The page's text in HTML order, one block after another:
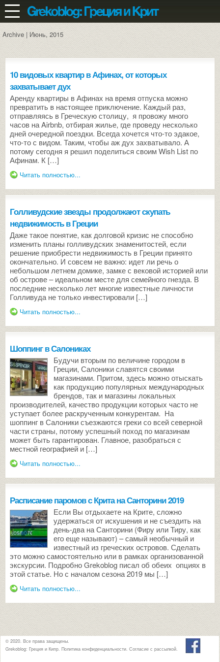
Archive | Июнь, 2015
10 видовых квартир в Афинах, от которых
захватывает дух
Аренду квартиры в Афинах на время отпуска можно
превратить в настоящее приключение. Каждый раз,
отправляясь в Греческую столицу, я провожу много
часов на Airbnb, отбирая жилье, где проведу несколько
дней очередной поездки. Всегда хочется что-то эдакое,
что-то с видом. Таким, чтобы аж дух захватывало. А
потому сегодня я решил поделиться своим Wish List по
Афинам. К […]
Читать полностью...
Голливудские звезды продолжают скупать
недвижимость в Греции
Даже такое понятие, как долговой кризис не способно
изменить планы голливудских знаменитостей, если
решение приобрести недвижимость в Греции принято
окончательно. И совсем не важно: идет ли речь о
небольшом летнем домике, замке с вековой историей или
об острове – идеальном месте для семейного гнезда. В
последние несколько лет многие известные личности
Голливуда не только инвестировали […]
Читать полностью...
Шоппинг в Салониках
Будучи вторым по величине городом в
Греции, Салоники славятся своими
магазинами. Притом, здесь можно отыскать
как продукцию популярных международных
брендов, так и магазины локальных
производителей, качество продукции которых часто не
уступает более раскрученным конкурентам. На
шоппинг в Салоники съезжаются греки со всей северной
части страны, потому успешный поход по магазинам
может быть гарантирован. Главное, разобраться с
местной географией и […]
Читать полностью...
Расписание паромов с Крита на Санторини 2019
Если Вы отдыхаете на Крите, сложно
удержаться от искушения и не съездить на
день-два на Санторини (Фиру или Тиру, как
его еще называют) – самый необычный и
известный из греческих островов. Сделать
это можно самостоятельно или в рамках организованной
экскурсии. Подробно Grekoblog писал об обеих опциях в
этой статье. Но с началом сезона 2019 мы […]
Читать полностью...
© 2020. Все права защищены.
Grekoblog: Греция и Кипр. Политика конфиденциальности. Согласие с рассылкой.